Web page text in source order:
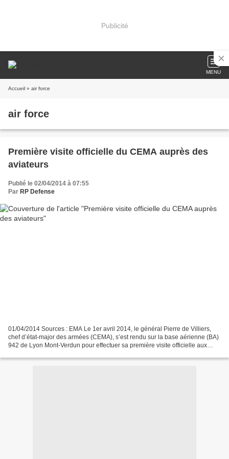
Publicité
MENU
Accueil » air force
air force
Première visite officielle du CEMA auprès des
aviateurs
Publié le 02/04/2014 à 07:55
Par RP Defense
01/04/2014 Sources : EMA Le 1er avril 2014, le général Pierre de Villiers,
chef d’état-major des armées (CEMA), s’est rendu sur la base aérienne (BA)
942 de Lyon Mont-Verdun pour effectuer sa première visite officielle aux